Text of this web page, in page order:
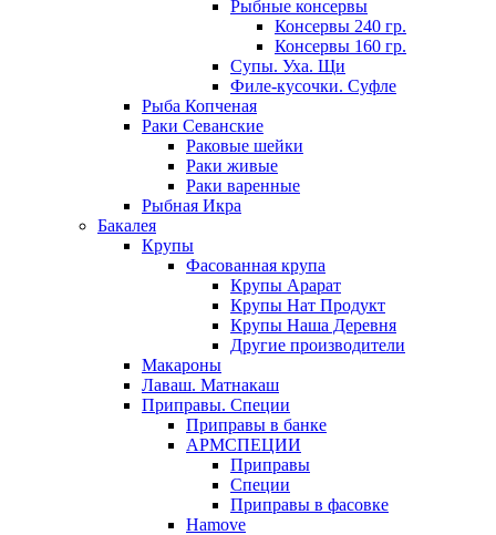
Рыбные консервы
Консервы 240 гр.
Консервы 160 гр.
Супы. Уха. Щи
Филе-кусочки. Суфле
Рыба Копченая
Раки Севанские
Раковые шейки
Раки живые
Раки варенные
Рыбная Икра
Бакалея
Крупы
Фасованная крупа
Крупы Арарат
Крупы Нат Продукт
Крупы Наша Деревня
Другие производители
Макароны
Лаваш. Матнакаш
Приправы. Специи
Приправы в банке
АРМСПЕЦИИ
Приправы
Специи
Приправы в фасовке
Hamove